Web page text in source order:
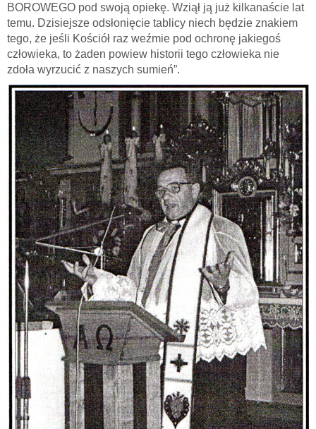
BOROWEGO pod swoją opiekę. Wziął ją już kilkanaście lat
temu. Dzisiejsze odsłonięcie tablicy niech będzie znakiem
tego, że jeśli Kościół raz weźmie pod ochronę jakiegoś
człowieka, to żaden powiew historii tego człowieka nie
zdoła wyrzucić z naszych sumień”.